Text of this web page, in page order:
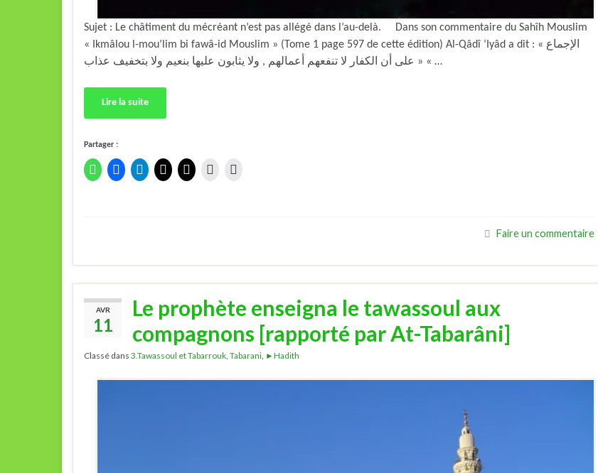
Sujet : Le châtiment du mécréant n’est pas allégé dans l’au-delà. Dans son commentaire du Sahîh Mouslim
« Ikmâlou l-mou’lim bi fawâ-id Mouslim » (Tome 1 page 597 de cette édition) Al-Qâdî ‘Iyâd a dit : « الإجماع
على أن الكفار لا تنفعهم أعمالهم , ولا يثابون عليها بنعيم ولا بتخفيف عذاب » « …
Lire la suite
Partager :
Faire un commentaire
AVR
11
Le prophète enseigna le tawassoul aux
compagnons [rapporté par At-Tabarâni]
Classé dans 3.Tawassoul et Tabarrouk, Tabarani, ►Hadith